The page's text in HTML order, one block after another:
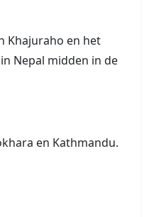
Khajuraho en het
Nepal midden in de
en Kathmandu.